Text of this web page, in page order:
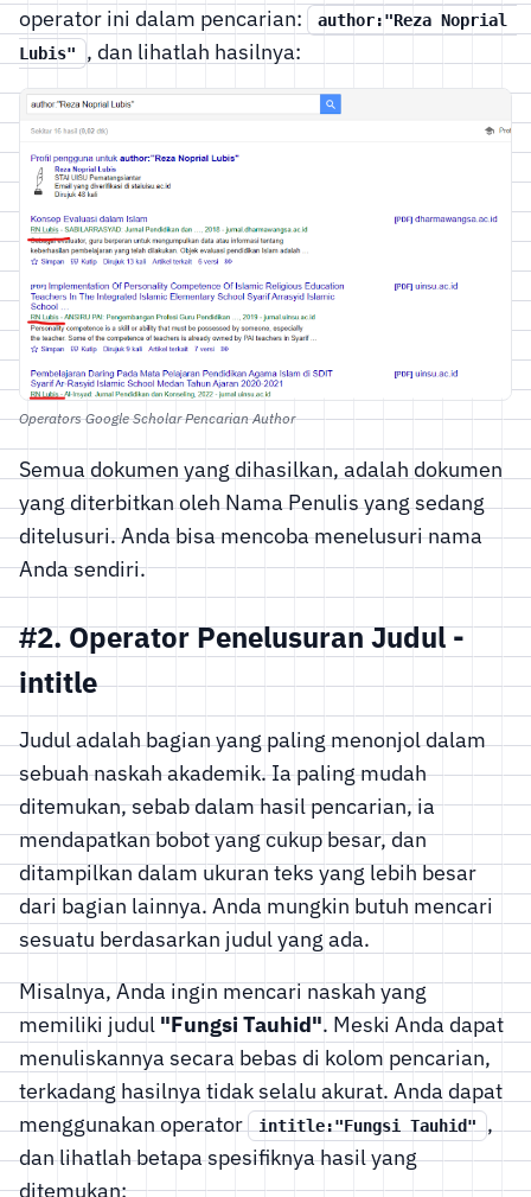
operator ini dalam pencarian:
author:"Reza Noprial
Lubis"
, dan lihatlah hasilnya:
Operators Google Scholar Pencarian Author
Semua dokumen yang dihasilkan, adalah dokumen
yang diterbitkan oleh Nama Penulis yang sedang
ditelusuri. Anda bisa mencoba menelusuri nama
Anda sendiri.
#2. Operator Penelusuran Judul -
intitle
Judul adalah bagian yang paling menonjol dalam
sebuah naskah akademik. Ia paling mudah
ditemukan, sebab dalam hasil pencarian, ia
mendapatkan bobot yang cukup besar, dan
ditampilkan dalam ukuran teks yang lebih besar
dari bagian lainnya. Anda mungkin butuh mencari
sesuatu berdasarkan judul yang ada.
Misalnya, Anda ingin mencari naskah yang
memiliki judul "Fungsi Tauhid". Meski Anda dapat
menuliskannya secara bebas di kolom pencarian,
terkadang hasilnya tidak selalu akurat. Anda dapat
menggunakan operator
intitle:"Fungsi Tauhid"
,
dan lihatlah betapa spesifiknya hasil yang
ditemukan: